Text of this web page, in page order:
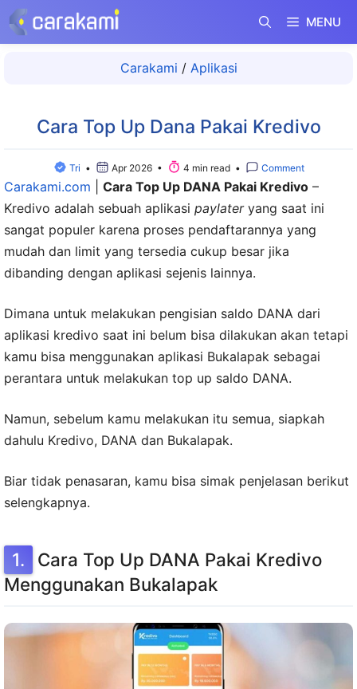
Langsung
ke
MENU
Carakami / Aplikasi
Cara Top Up Dana Pakai Kredivo
Tri • Apr 2026 • 4 min read • Comment
Carakami.com Cara Top Up DANA Pakai Kredivo –
Kredivo adalah sebuah aplikasi paylateryang saat ini
sangat populer karena proses pendaftarannya yang
mudah dan limit yang tersedia cukup besar jika
dibanding dengan aplikasi sejenis lainnya.
Dimana untuk melakukan pengisian saldo DANA dari
aplikasi kredivo saat ini belum bisa dilakukan akan tetapi
kamu bisa menggunakan aplikasi Bukalapak sebagai
perantara untuk melakukan top up saldo DANA.
Namun, sebelum kamu melakukan itu semua, siapkah
dahulu Kredivo, DANA dan Bukalapak.
Biar tidak penasaran, kamu bisa simak penjelasan berikut
selengkapnya.
Cara Top Up DANA Pakai Kredivo
Menggunakan Bukalapak